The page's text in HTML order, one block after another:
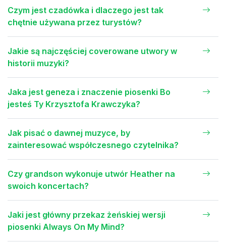
Czym jest czadówka i dlaczego jest tak
chętnie używana przez turystów?
Jakie są najczęściej coverowane utwory w
historii muzyki?
Jaka jest geneza i znaczenie piosenki Bo
jesteś Ty Krzysztofa Krawczyka?
Jak pisać o dawnej muzyce, by
zainteresować współczesnego czytelnika?
Czy grandson wykonuje utwór Heather na
swoich koncertach?
Jaki jest główny przekaz żeńskiej wersji
piosenki Always On My Mind?